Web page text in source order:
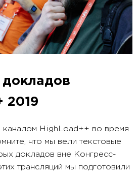
2019
каналом HighLoad++ во время
что мы вели текстовые
докладов вне Конгресс-
трансляций мы подготовили